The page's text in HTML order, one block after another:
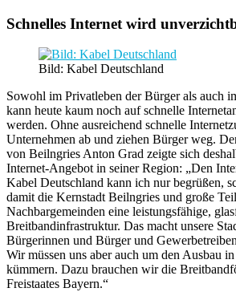
Schnelles Internet wird
Bild: Kabel Deutschland
Sowohl im Privatleben der Bürger als auch
kann heute kaum noch auf schnelle
werden. Ohne ausreichend schnelle
Unternehmen ab und ziehen Bürger weg.
von Beilngries Anton Grad zeigte sich
Internet-Angebot in seiner Region: „Den
Kabel Deutschland kann ich nur begrüßen,
damit die Kernstadt Beilngries und große
Nachbargemeinden eine leistungsfähige,
Breitbandinfrastruktur. Das macht unsere
Bürgerinnen und Bürger und
Wir müssen uns aber auch um den Ausbau
kümmern. Dazu brauchen wir die
Freistaates Bayern.“